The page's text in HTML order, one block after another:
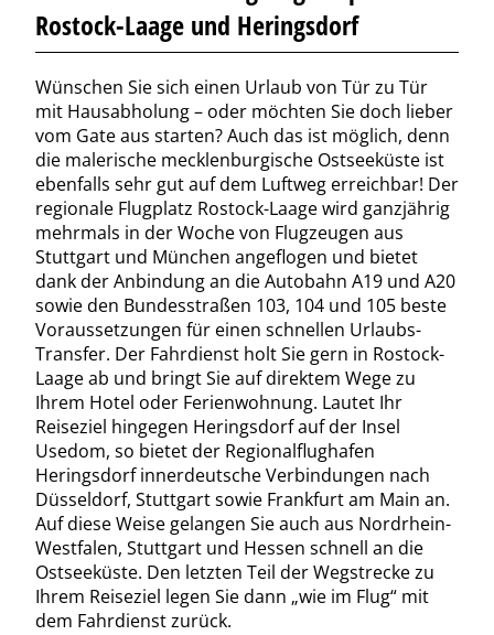
Rostock-Laage und Heringsdorf
Wünschen Sie sich einen Urlaub von Tür zu Tür
mit Hausabholung – oder möchten Sie doch lieber
vom Gate aus starten? Auch das ist möglich, denn
die malerische mecklenburgische Ostseeküste ist
ebenfalls sehr gut auf dem Luftweg erreichbar! Der
regionale Flugplatz Rostock-Laage wird ganzjährig
mehrmals in der Woche von Flugzeugen aus
Stuttgart und München angeflogen und bietet
dank der Anbindung an die Autobahn A19 und A20
sowie den Bundesstraßen 103, 104 und 105 beste
Voraussetzungen für einen schnellen Urlaubs-
Transfer. Der Fahrdienst holt Sie gern in Rostock-
Laage ab und bringt Sie auf direktem Wege zu
Ihrem Hotel oder Ferienwohnung. Lautet Ihr
Reiseziel hingegen Heringsdorf auf der Insel
Usedom, so bietet der Regionalflughafen
Heringsdorf innerdeutsche Verbindungen nach
Düsseldorf, Stuttgart sowie Frankfurt am Main an.
Auf diese Weise gelangen Sie auch aus Nordrhein-
Westfalen, Stuttgart und Hessen schnell an die
Ostseeküste. Den letzten Teil der Wegstrecke zu
Ihrem Reiseziel legen Sie dann „wie im Flug“ mit
dem Fahrdienst zurück.